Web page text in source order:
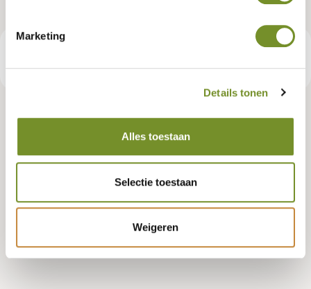
Marketing
Details tonen
Alles toestaan
Selectie toestaan
Weigeren
Bestellen